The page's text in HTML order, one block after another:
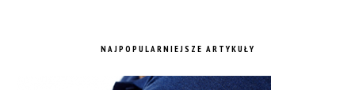
NAJPOPULARNIEJSZE ARTYKUŁY